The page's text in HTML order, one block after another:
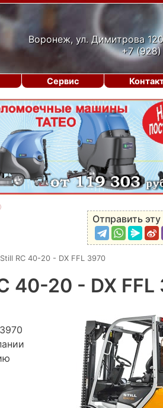
Воронеж, ул. Димитрова
+7
Отправить
RC 40-20 - DX FFL 3970
40-20 - DX FFL
Сервис